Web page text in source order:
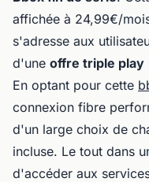
affichée à 24,99€/
s'adresse aux
d'une offre triple play
En optant pour cette
connexion fibre
d'un large choix de
incluse. Le tout dans
d'accéder aux